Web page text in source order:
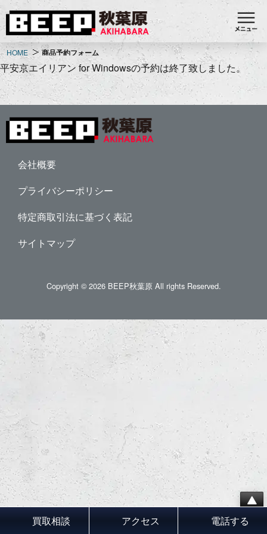
HOME 商品予約フォーム
平安京エイリアン for Windowsの予約は終了致しました。
会社概要
プライバシーポリシー
特定商取引法に基づく表記
サイトマップ
Copyright © 2026 BEEP秋葉原 All rights Reserved.
買取相談 アクセス 電話する